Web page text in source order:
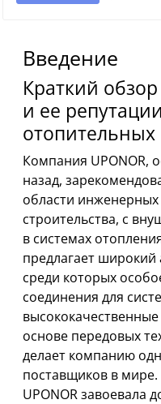
Введение
Краткий
и ее
Компания UPONOR,
назад,
области
строительства, с
в системах
предлагает широкий
среди которых
соединения для
основе передовых
делает компанию
поставщиков в мире.
UPONOR завоевала